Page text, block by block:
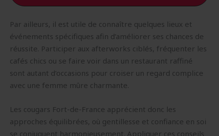
Par ailleurs, il est utile de connaître quelques lieux et
événements spécifiques afin d’améliorer ses chances de
réussite. Participer aux afterworks ciblés, fréquenter les
cafés chics ou se faire voir dans un restaurant raffiné
sont autant d’occasions pour croiser un regard complice
avec une femme mûre charmante.
Les cougars Fort-de-France apprécient donc les
approches équilibrées, où gentillesse et confiance en soi
se conjuguent harmonieusement. Appliquer ces conseils